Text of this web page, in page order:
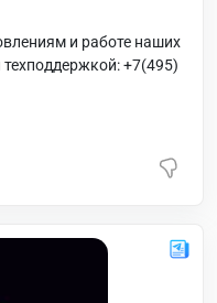
и работе наших
техподдержкой: +7(495)